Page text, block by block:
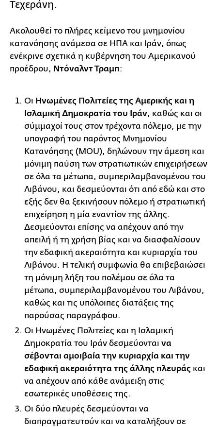
Τεχεράνη.
Ακολουθεί το πλήρες κείμενο του μνημονίου
κατανόησης ανάμεσα σε ΗΠΑ και Ιράν, όπως
ενέκρινε σχετικά η κυβέρνηση του Αμερικανού
προέδρου, Ντόναλντ Τραμπ:
Οι Ηνωμένες Πολιτείες της Αμερικής και η
Ισλαμική Δημοκρατία του Ιράν, καθώς και οι
σύμμαχοί τους στον τρέχοντα πόλεμο, με την
υπογραφή του παρόντος Μνημονίου
Κατανόησης (MOU), δηλώνουν την άμεση και
μόνιμη παύση των στρατιωτικών επιχειρήσεων
σε όλα τα μέτωπα, συμπεριλαμβανομένου του
Λιβάνου, και δεσμεύονται ότι από εδώ και στο
εξής δεν θα ξεκινήσουν πόλεμο ή στρατιωτική
επιχείρηση η μία εναντίον της άλλης.
Δεσμεύονται επίσης να απέχουν από την
απειλή ή τη χρήση βίας και να διασφαλίσουν
την εδαφική ακεραιότητα και κυριαρχία του
Λιβάνου. Η τελική συμφωνία θα επιβεβαιώσει
τη μόνιμη λήξη του πολέμου σε όλα τα
μέτωπα, συμπεριλαμβανομένου του Λιβάνου,
καθώς και τις υπόλοιπες διατάξεις της
παρούσας παραγράφου.
Οι Ηνωμένες Πολιτείες και η Ισλαμική
Δημοκρατία του Ιράν δεσμεύονται να
σέβονται αμοιβαία την κυριαρχία και την
εδαφική ακεραιότητα της άλλης πλευράς και
να απέχουν από κάθε ανάμειξη στις
εσωτερικές υποθέσεις της.
Οι δύο πλευρές δεσμεύονται να
διαπραγματευτούν και να καταλήξουν σε